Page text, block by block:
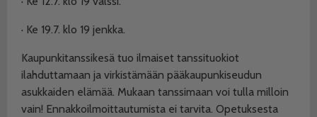
· Ke 19.7. klo 19 jenkka.
Kaupunkitanssikesä tuo ilmaiset tanssituokiot
ilahduttamaan ja virkistämään pääkaupunkiseudun
asukkaiden elämää. Mukaan tanssimaan voi tulla milloin
vain! Ennakkoilmoittautumista ei tarvita. Opetuksesta